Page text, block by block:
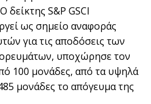
δείκτης S&P GSCI
ως σημείο αναφοράς
για τις αποδόσεις των
υποχώρησε τον
100 μονάδες, από τα υψηλά
μονάδες το απόγευμα της